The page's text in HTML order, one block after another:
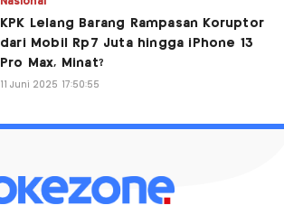
KPK Lelang Barang Rampasan Koruptor
dari Mobil Rp7 Juta hingga iPhone 13
Pro Max, Minat?
11 Juni 2025 17:50:55